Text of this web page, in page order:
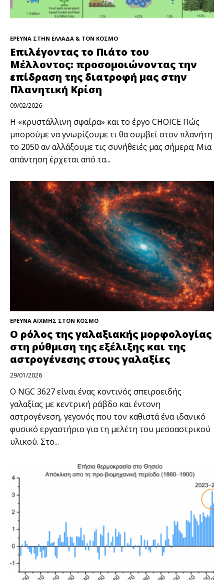
ΕΡΕΥΝΑ ΣΤΗΝ ΕΛΛΑΔΑ & ΤΟΝ ΚΟΣΜΟ
Επιλέγοντας το Πιάτο του
Μέλλοντος: προσομοιώνοντας την
επίδραση της διατροφή μας στην
Πλανητική Κρίση
09/02/2026
Η «κρυστάλλινη σφαίρα» και το έργο CHOICE Πώς
μπορούμε να γνωρίζουμε τι θα συμβεί στον πλανήτη
το 2050 αν αλλάξουμε τις συνήθειές μας σήμερα; Μια
απάντηση έρχεται από τα...
ΕΡΕΥΝΑ ΑΙΧΜΗΣ ΣΤΟΝ ΚΟΣΜΟ
Ο ρόλος της γαλαξιακής μορφολογίας
στη ρύθμιση της εξέλιξης και της
αστρογένεσης στους γαλαξίες
29/01/2026
Ο NGC 3627 είναι ένας κοντινός σπειροειδής
γαλαξίας με κεντρική ράβδο και έντονη
αστρογένεση, γεγονός που τον καθιστά ένα ιδανικό
φυσικό εργαστήριο για τη μελέτη του μεσοαστρικού
υλικού. Στο...